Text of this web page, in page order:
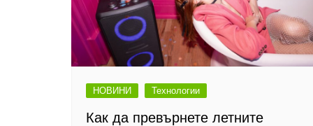
НОВИНИ Технологии
Как да превърнете летните